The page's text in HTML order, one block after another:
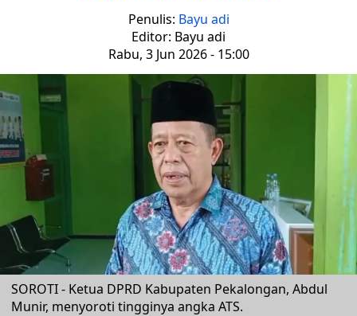
Penulis: Bayu adi
Editor: Bayu adi
Rabu, 3 Jun 2026 - 15:00
SOROTI - Ketua DPRD Kabupaten Pekalongan, Abdul
Munir, menyoroti tingginya angka ATS.